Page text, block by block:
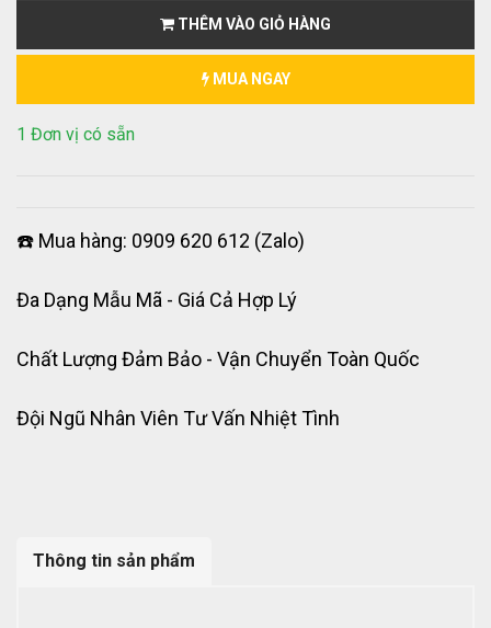
THÊM VÀO GIỎ HÀNG
MUA NGAY
1 Đơn vị có sẵn
☎️ Mua hàng: 0909 620 612 (Zalo)
Đa Dạng Mẫu Mã - Giá Cả Hợp Lý
Chất Lượng Đảm Bảo - Vận Chuyển Toàn Quốc
Đội Ngũ Nhân Viên Tư Vấn Nhiệt Tình
Thông tin sản phẩm